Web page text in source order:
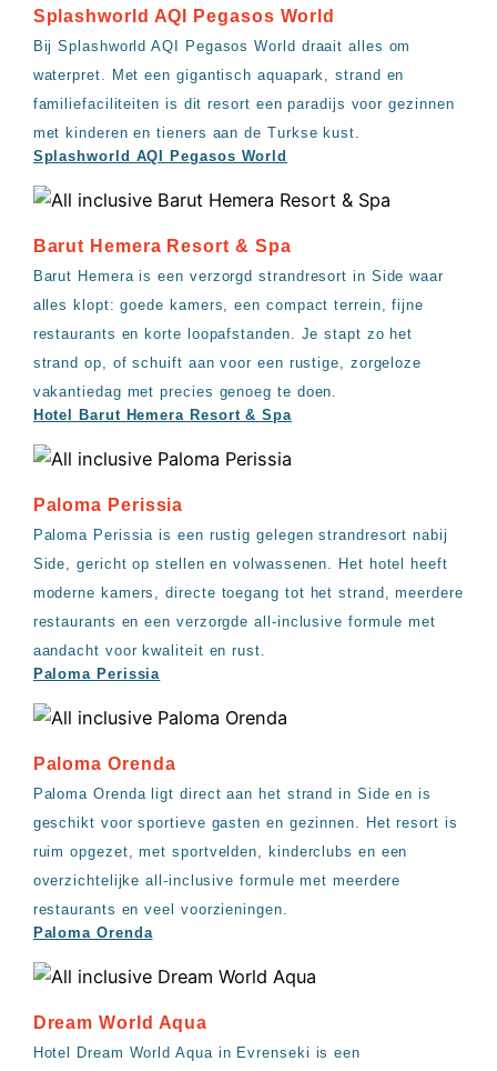
Splashworld AQI Pegasos World
Bij Splashworld AQI Pegasos World draait alles om
waterpret. Met een gigantisch aquapark, strand en
familiefaciliteiten is dit resort een paradijs voor gezinnen
met kinderen en tieners aan de Turkse kust.
Splashworld AQI Pegasos World
Barut Hemera Resort & Spa
Barut Hemera is een verzorgd strandresort in Side waar
alles klopt: goede kamers, een compact terrein, fijne
restaurants en korte loopafstanden. Je stapt zo het
strand op, of schuift aan voor een rustige, zorgeloze
vakantiedag met precies genoeg te doen.
Hotel Barut Hemera Resort & Spa
Paloma Perissia
Paloma Perissia is een rustig gelegen strandresort nabij
Side, gericht op stellen en volwassenen. Het hotel heeft
moderne kamers, directe toegang tot het strand, meerdere
restaurants en een verzorgde all-inclusive formule met
aandacht voor kwaliteit en rust.
Paloma Perissia
Paloma Orenda
Paloma Orenda ligt direct aan het strand in Side en is
geschikt voor sportieve gasten en gezinnen. Het resort is
ruim opgezet, met sportvelden, kinderclubs en een
overzichtelijke all-inclusive formule met meerdere
restaurants en veel voorzieningen.
Paloma Orenda
Dream World Aqua
Hotel Dream World Aqua in Evrenseki is een